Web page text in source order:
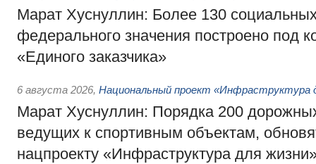
Марат Хуснуллин: Более 130
федерального значения построено под
«Единого заказчика»
6 августа 2026, Национальный проект «Инфраструктура
Марат Хуснуллин: Порядка 200
ведущих к спортивным объектам,
нацпроекту «Инфраструктура для